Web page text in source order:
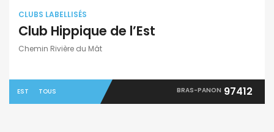
CLUBS LABELLISÉS
Club Hippique de l’Est
Chemin Rivière du Mât
EST TOUS BRAS-PANON 97412